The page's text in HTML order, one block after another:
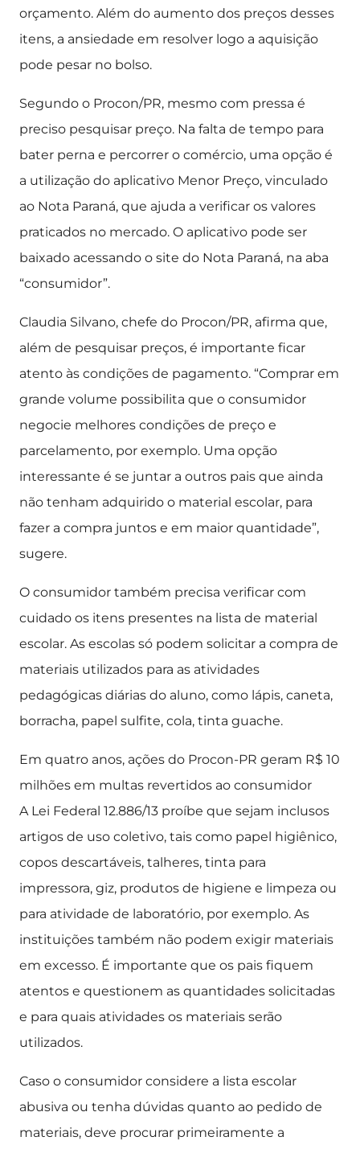
orçamento. Além do aumento dos preços desses
itens, a ansiedade em resolver logo a aquisição
pode pesar no bolso.
Segundo o Procon/PR, mesmo com pressa é
preciso pesquisar preço. Na falta de tempo para
bater perna e percorrer o comércio, uma opção é
a utilização do aplicativo Menor Preço, vinculado
ao Nota Paraná, que ajuda a verificar os valores
praticados no mercado. O aplicativo pode ser
baixado acessando o site do Nota Paraná, na aba
“consumidor”.
Claudia Silvano, chefe do Procon/PR, afirma que,
além de pesquisar preços, é importante ficar
atento às condições de pagamento. “Comprar em
grande volume possibilita que o consumidor
negocie melhores condições de preço e
parcelamento, por exemplo. Uma opção
interessante é se juntar a outros pais que ainda
não tenham adquirido o material escolar, para
fazer a compra juntos e em maior quantidade”,
sugere.
O consumidor também precisa verificar com
cuidado os itens presentes na lista de material
escolar. As escolas só podem solicitar a compra de
materiais utilizados para as atividades
pedagógicas diárias do aluno, como lápis, caneta,
borracha, papel sulfite, cola, tinta guache.
Em quatro anos, ações do Procon-PR geram R$ 10
milhões em multas revertidos ao consumidor
A Lei Federal 12.886/13 proíbe que sejam inclusos
artigos de uso coletivo, tais como papel higiênico,
copos descartáveis, talheres, tinta para
impressora, giz, produtos de higiene e limpeza ou
para atividade de laboratório, por exemplo. As
instituições também não podem exigir materiais
em excesso. É importante que os pais fiquem
atentos e questionem as quantidades solicitadas
e para quais atividades os materiais serão
utilizados.
Caso o consumidor considere a lista escolar
abusiva ou tenha dúvidas quanto ao pedido de
materiais, deve procurar primeiramente a